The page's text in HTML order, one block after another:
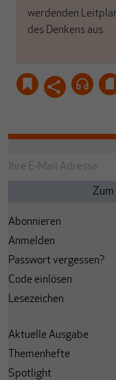
werdenden
des Denkens aus.
Abonnieren
Anmelden
Passwort vergessen?
Code einlösen
Lesezeichen
Aktuelle Ausgabe
Themenhefte
Spotlight